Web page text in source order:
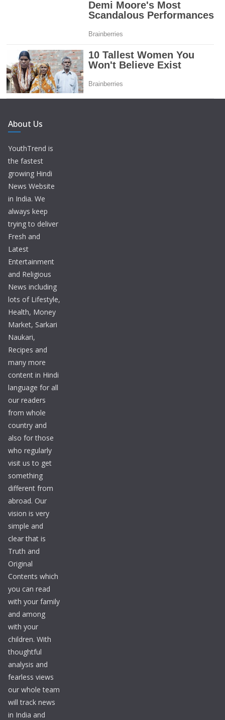
About Us
YouthTrend is
the fastest
growing Hindi
News Website
in India. We
always keep
trying to deliver
Fresh and
Latest
Entertainment
and Religious
News including
lots of Lifestyle,
Health, Money
Market, Sarkari
Naukari,
Recipes and
many more
content in Hindi
language for all
our readers
from whole
country and
also for those
who regularly
visit us to get
something
different from
abroad. Our
vision is very
simple and
clear that is
Truth and
Original
Contents which
you can read
with your family
and among
with your
children. With
thoughtful
analysis and
fearless views
our whole team
will track news
in India and